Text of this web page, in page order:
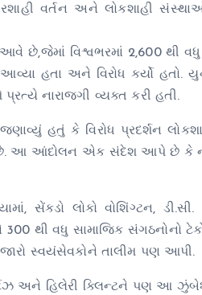
વર્તન અને લોકશાહી
છે,જેમાં વિશ્વભરમાં 2,600 થી વધુ
હતા અને વિરોધ કર્યો હતો.
પ્રત્યે નારાજગી વ્યક્ત કરી હતી.
હતું કે વિરોધ પ્રદર્શન
આ આંદોલન એક સંદેશ આપે છે કે
સેંકડો લોકો વોશિંગ્ટન,
થી વધુ સામાજિક સંગઠનોનો
સ્વયંસેવકોને તાલીમ પણ આપી.
અને હિલેરી ક્લિન્ટને પણ આ